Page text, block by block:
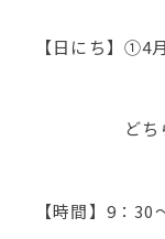
【日にち】
どちらか1
【時間】9：30